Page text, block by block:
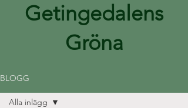
Getingedalens
Gröna
BLOGG
Alla inlägg